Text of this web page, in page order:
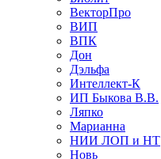
ВекторПро
ВИП
ВПК
Дон
Дэльфа
Интеллект-К
ИП Быкова В.В.
Ляпко
Марианна
НИИ ЛОП и НТ
Новь